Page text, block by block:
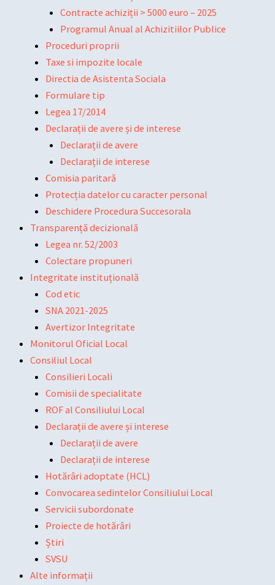
Contracte achiziții > 5000 euro – 2025
Programul Anual al Achizitiilor Publice
Proceduri proprii
Taxe si impozite locale
Directia de Asistenta Sociala
Formulare tip
Legea 17/2014
Declarații de avere și de interese
Declarații de avere
Declarații de interese
Comisia paritară
Protecția datelor cu caracter personal
Deschidere Procedura Succesorala
Transparență decizională
Legea nr. 52/2003
Colectare propuneri
Integritate instituțională
Cod etic
SNA 2021-2025
Avertizor Integritate
Monitorul Oficial Local
Consiliul Local
Consilieri Locali
Comisii de specialitate
ROF al Consiliului Local
Declarații de avere și interese
Declarații de avere
Declarații de interese
Hotărâri adoptate (HCL)
Convocarea sedintelor Consiliului Local
Servicii subordonate
Proiecte de hotărâri
Știri
SVSU
Alte informații